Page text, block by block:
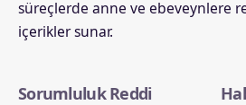
süreçlerde anne ve ebeveynlere
içerikler sunar.
Sorumluluk Reddi